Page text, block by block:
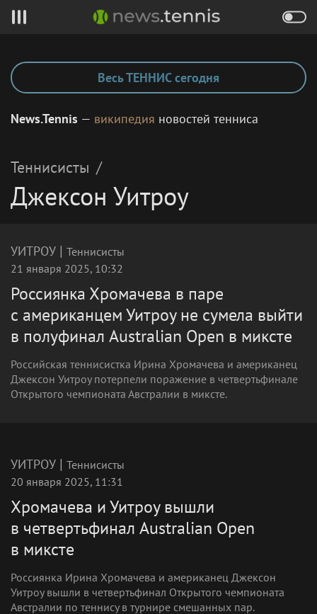
Весь ТЕННИС сегодня
News.Tennis — википедия новостей тенниса
Теннисисты /
Джексон Уитроу
УИТРОУ | Теннисисты
21 января 2025, 10:32
Россиянка Хромачева в паре
с американцем Уитроу не сумела выйти
в полуфинал Australian Open в миксте
Российская теннисистка Ирина Хромачева и американец
Джексон Уитроу потерпели поражение в четвертьфинале
Открытого чемпионата Австралии в миксте.
УИТРОУ | Теннисисты
20 января 2025, 11:31
Хромачева и Уитроу вышли
в четвертьфинал Australian Open
в миксте
Россиянка Ирина Хромачева и американец Джексон
Уитроу вышли в четвертьфинал Открытого чемпионата
Австралии по теннису в турнире смешанных пар.